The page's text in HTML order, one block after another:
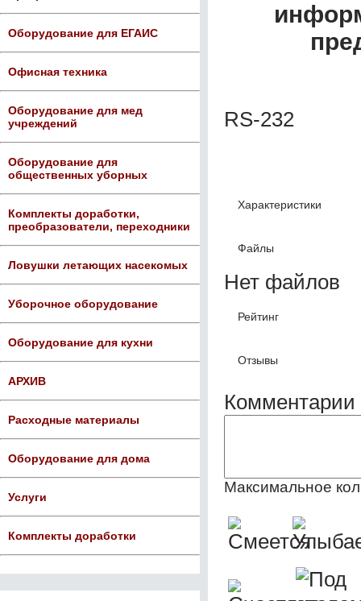
Оборудование для ЕГАИС
Офисная техника
Оборудование для мед
учреждений
Оборудование для
общественных уборных
Комплекты доработки,
преобразователи, переходники
Ловушки летающих насекомых
Уборочное оборудование
Оборудование для кухни
АРХИВ
Расходные материалы
Оборудование для дома
Услуги
Комплекты доработки
RS-232
Характеристики
Файлы
Нет файлов
Рейтинг
Отзывы
Комментарии
Максимальное